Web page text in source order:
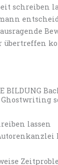
schreiben
übertreffen
BILDUNG